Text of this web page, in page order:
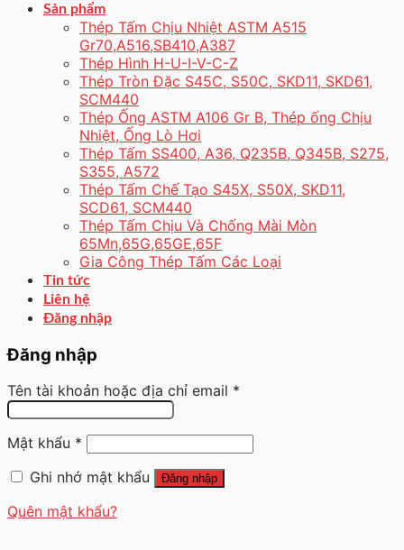
Sản phẩm
Thép Tấm Chịu Nhiệt ASTM A515
Gr70,A516,SB410,A387
Thép Hình H-U-I-V-C-Z
Thép Tròn Đặc S45C, S50C, SKD11, SKD61,
SCM440
Thép Ống ASTM A106 Gr B, Thép ống Chịu
Nhiệt, Ống Lò Hơi
Thép Tấm SS400, A36, Q235B, Q345B, S275,
S355, A572
Thép Tấm Chế Tạo S45X, S50X, SKD11,
SCD61, SCM440
Thép Tấm Chịu Và Chống Mài Mòn
65Mn,65G,65GE,65F
Gia Công Thép Tấm Các Loại
Tin tức
Liên hệ
Đăng nhập
Đăng nhập
Tên tài khoản hoặc địa chỉ email *
Mật khẩu *
Ghi nhớ mật khẩu
Đăng nhập
Quên mật khẩu?